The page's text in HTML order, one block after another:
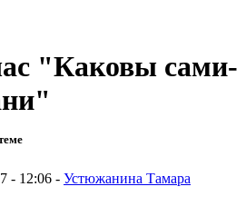
"Каковы сами-
- 12:06 - Устюжанина Тамара